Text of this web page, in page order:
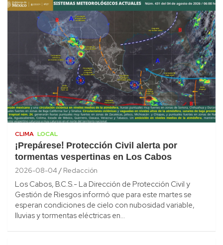
CLIMA LOCAL
¡Prepárese! Protección Civil alerta por
tormentas vespertinas en Los Cabos
2026-08-04 Redacción
Los Cabos, B.C.S.- La Dirección de Protección Civil y
Gestión de Riesgos informó que para este martes se
esperan condiciones de cielo con nubosidad variable,
lluvias y tormentas eléctricas en…